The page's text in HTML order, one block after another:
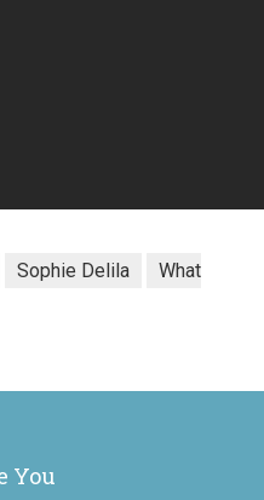
Sophie Delila
What
You